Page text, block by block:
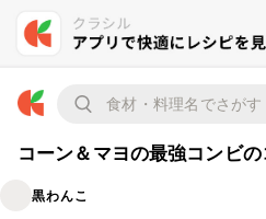
コーン＆マヨの最強コンビ
黒わんこ